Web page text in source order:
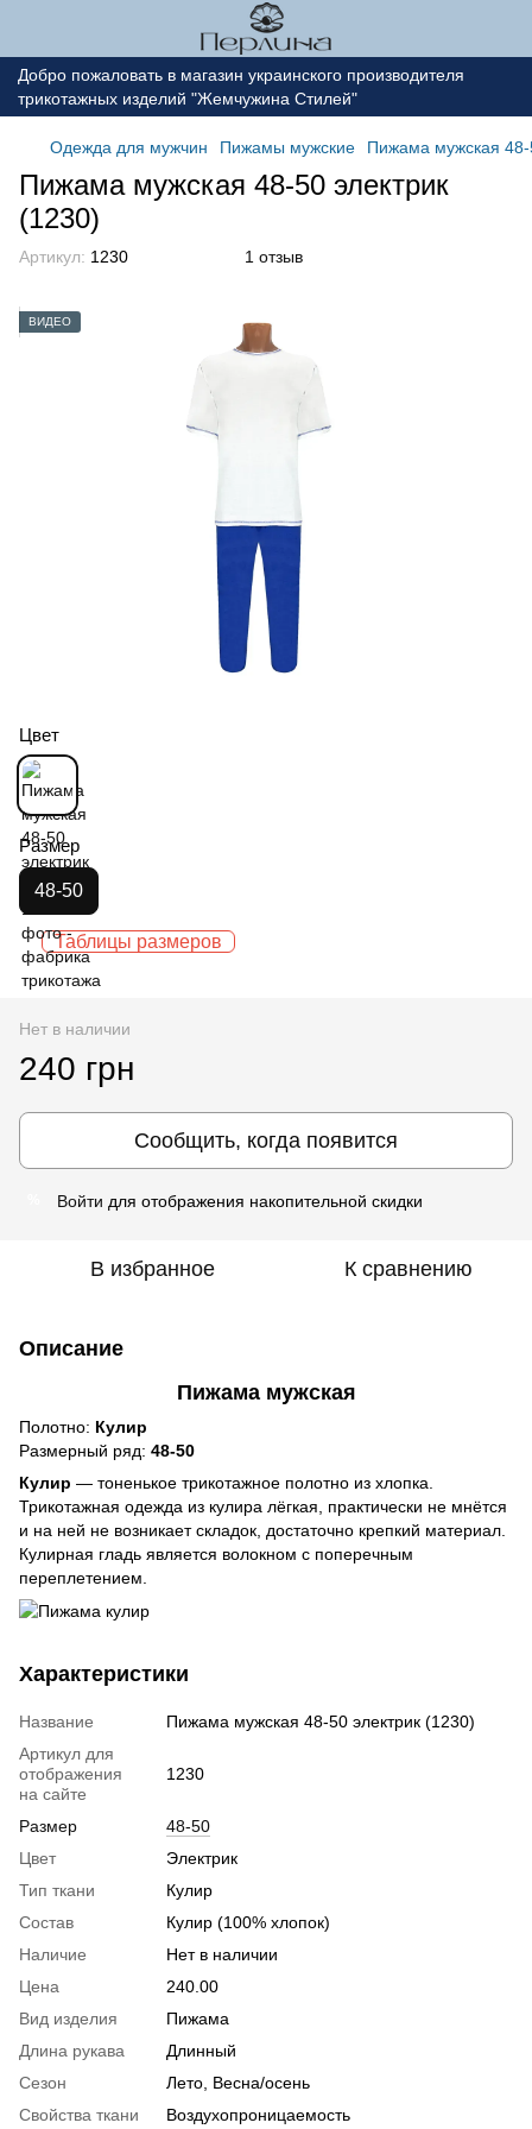
Добро пожаловать в магазин украинского производителя
трикотажных изделий "Жемчужина Стилей"
Одежда для мужчин Пижамы мужские Пижама мужская 48-
Пижама мужская 48-50 электрик
(1230)
Артикул: 1230 1 отзыв
ВИДЕО
Цвет
Размер
48-50
Таблицы размеров
Нет в наличии
240 грн
Сообщить, когда появится
Войти для отображения накопительной скидки
В избранное К сравнению
Описание
Пижама мужская
Полотно: Кулир
Размерный ряд: 48-50
Кулир — тоненькое трикотажное полотно из хлопка.
Трикотажная одежда из кулира лёгкая, практически не мнётся
и на ней не возникает складок, достаточно крепкий материал.
Кулирная гладь является волокном с поперечным
переплетением.
Характеристики
Название
Пижама мужская 48-50 электрик (1230)
Артикул для
отображения
на сайте
1230
Размер
48-50
Цвет
Электрик
Тип ткани
Кулир
Состав
Кулир (100% хлопок)
Наличие
Нет в наличии
Цена
240.00
Вид изделия
Пижама
Длина рукава
Длинный
Сезон
Лето, Весна/осень
Свойства ткани
Воздухопроницаемость